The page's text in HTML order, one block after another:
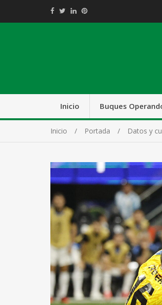
Inicio Buques
Inicio Portada Datos y